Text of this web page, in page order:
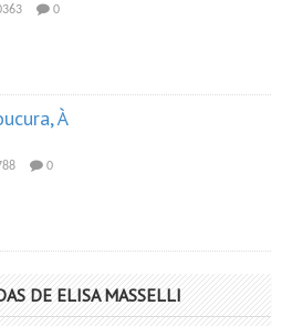
0
À
0
DE ELISA MASSELLI